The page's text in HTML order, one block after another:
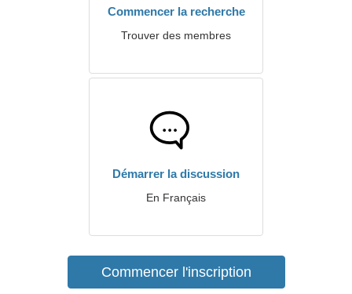
Commencer la recherche
Trouver des membres
Démarrer la discussion
En Français
Commencer l'inscription